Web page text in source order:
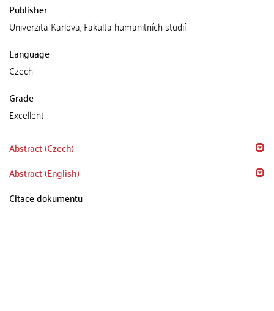
Publisher
Univerzita Karlova, Fakulta humanitních studií
Language
Czech
Grade
Excellent
Abstract (Czech)
Abstract (English)
Citace dokumentu